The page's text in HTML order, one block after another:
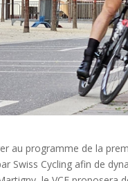
au programme de la
Swiss Cycling afin de